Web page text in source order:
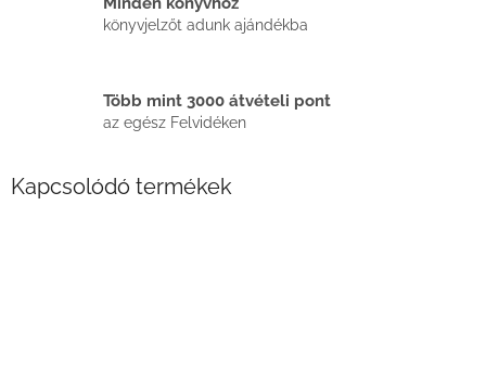
könyvjelzőt adunk ajándékba
Több mint 3000 átvételi pont
az egész Felvidéken
Kapcsolódó termékek